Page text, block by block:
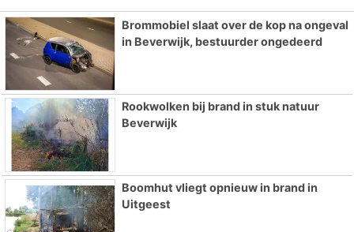
Brommobiel slaat over de kop na ongeval
in Beverwijk, bestuurder ongedeerd
Rookwolken bij brand in stuk natuur
Beverwijk
Boomhut vliegt opnieuw in brand in
Uitgeest